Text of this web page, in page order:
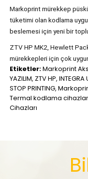
Markoprint mürekkep
tüketimi olan kodlama
beslemesi için yeni bir
ZTV HP MK2, Hewlett
mürekkepleri için çok
Etiketler:Markoprint
YAZILIM, ZTV HP, INTEGRA
STOP PRINTING,
Termal kodlama
Cihazları